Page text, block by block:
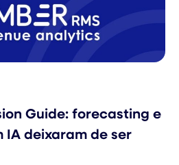
Guide: forecasting e
deixaram de ser